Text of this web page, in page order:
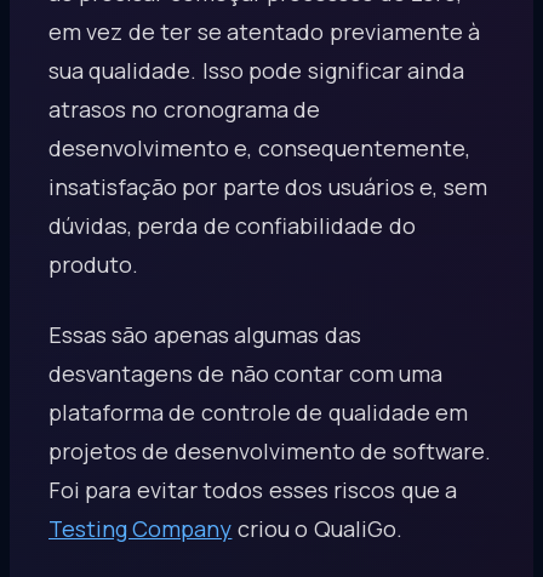
em vez de ter se atentado previamente à
sua qualidade. Isso pode significar ainda
atrasos no cronograma de
desenvolvimento e, consequentemente,
insatisfação por parte dos usuários e, sem
dúvidas, perda de confiabilidade do
produto.
Essas são apenas algumas das
desvantagens de não contar com uma
plataforma de controle de qualidade em
projetos de desenvolvimento de software.
Foi para evitar todos esses riscos que a
Testing Company criou o QualiGo.